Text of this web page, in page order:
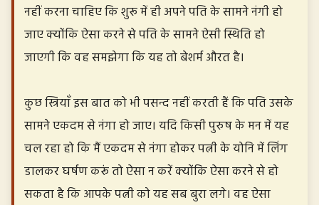
नहीं करना चाहिए कि शुरू में ही अपने पति के सामने नंगी हो
जाए क्योंकि ऐसा करने से पति के सामने ऐसी स्थिति हो
जाएगी कि वह समझेगा कि यह तो बेशर्म औरत है।
कुछ स्त्रियाँ इस बात को भी पसन्द नहीं करती हैं कि पति उसके
सामने एकदम से नंगा हो जाए। यदि किसी पुरुष के मन में यह
चल रहा हो कि मैं एकदम से नंगा होकर पत्नी के योनि में लिंग
डालकर घर्षण करूं तो ऐसा न करें क्योंकि ऐसा करने से हो
सकता है कि आपके पत्नी को यह सब बुरा लगे। वह ऐसा